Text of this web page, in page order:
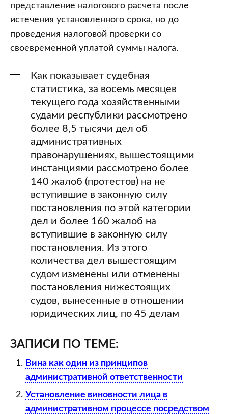
представление налогового расчета после
истечения установленного срока, но до
проведения налоговой проверки со
своевременной уплатой суммы налога.
Как показывает судебная
статистика, за восемь месяцев
текущего года хозяйственными
судами республики рассмотрено
более 8,5 тысячи дел об
административных
правонарушениях, вышестоящими
инстанциями рассмотрено более
140 жалоб (протестов) на не
вступившие в законную силу
постановления по этой категории
дел и более 160 жалоб на
вступившие в законную силу
постановления. Из этого
количества дел вышестоящим
судом изменены или отменены
постановления нижестоящих
судов, вынесенные в отношении
юридических лиц, по 45 делам
ЗАПИСИ ПО ТЕМЕ:
Вина как один из принципов
административной ответственности
Установление виновности лица в
административном процессе посредством